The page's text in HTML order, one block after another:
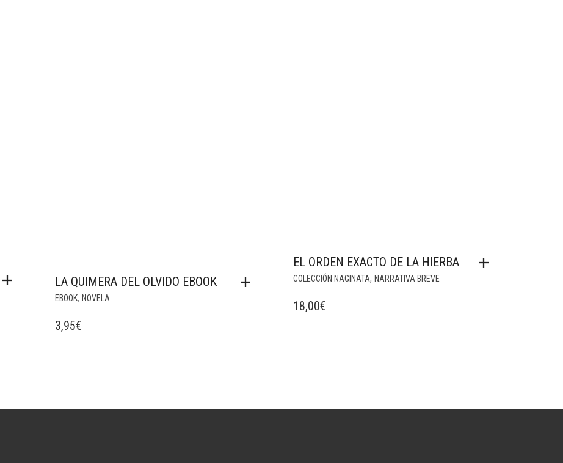
LA QUIMERA DEL OLVIDO EBOOK
EBOOK, NOVELA
3,95€
EL ORDEN EXACTO DE LA HIERBA
COLECCIÓN NAGINATA, NARRATIVA BREVE
18,00€